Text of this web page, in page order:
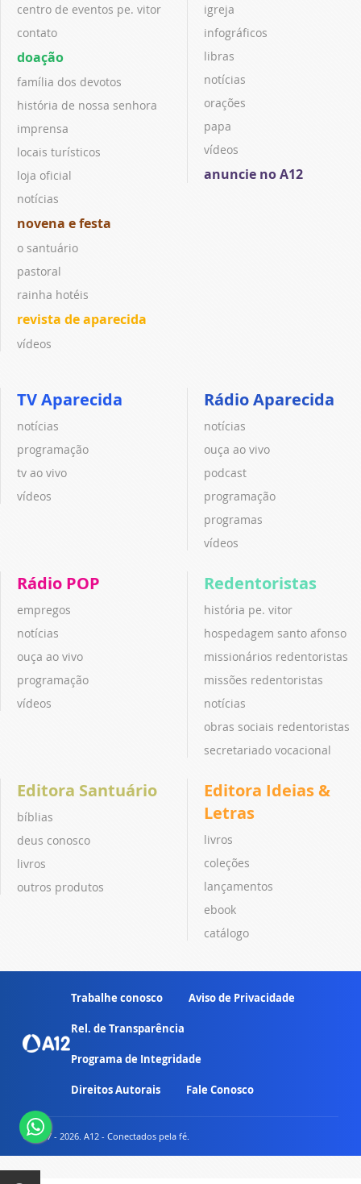
centro de eventos pe. vitor
contato
doação
família dos devotos
história de nossa senhora
imprensa
locais turísticos
loja oficial
notícias
novena e festa
o santuário
pastoral
rainha hotéis
revista de aparecida
vídeos
igreja
infográficos
libras
notícias
orações
papa
vídeos
anuncie no A12
TV Aparecida
notícias
programação
tv ao vivo
vídeos
Rádio Aparecida
notícias
ouça ao vivo
podcast
programação
programas
vídeos
Rádio POP
empregos
notícias
ouça ao vivo
programação
vídeos
Redentoristas
história pe. vitor
hospedagem santo afonso
missionários redentoristas
missões redentoristas
notícias
obras sociais redentoristas
secretariado vocacional
Editora Santuário
bíblias
deus conosco
livros
outros produtos
Editora Ideias &
Letras
livros
coleções
lançamentos
ebook
catálogo
Trabalhe conosco Aviso de Privacidade
Rel. de Transparência
Programa de Integridade
Direitos Autorais Fale Conosco
© 2007 - 2026. A12 - Conectados pela fé.